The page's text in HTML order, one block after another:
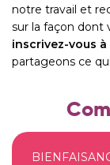
notre travail et
sur la façon dont
inscrivez-vous
partageons ce